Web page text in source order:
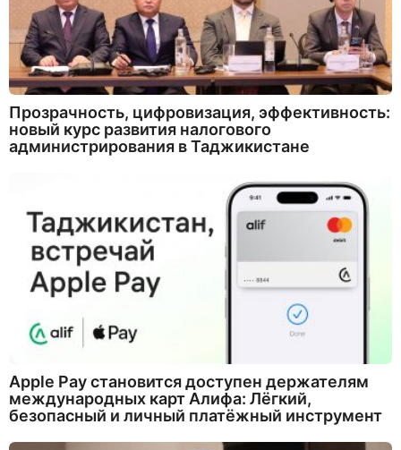
Прозрачность, цифровизация, эффективность:
новый курс развития налогового
администрирования в Таджикистане
Apple Pay становится доступен держателям
международных карт Алифа: Лёгкий,
безопасный и личный платёжный инструмент